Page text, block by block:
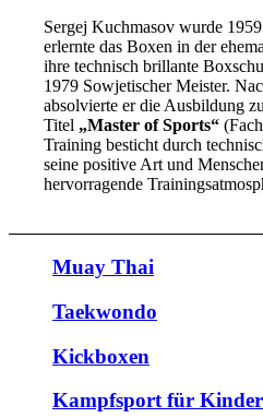
Sergej Kuchmasov wurde
erlernte das Boxen in der
ihre technisch brillante
1979 Sowjetischer Meister.
absolvierte er die Ausbildung
Titel „Master of Sports“
Training besticht durch
seine positive Art und
hervorragende
Muay Thai
Taekwondo
Kickboxen
Kampfsport für Kinder